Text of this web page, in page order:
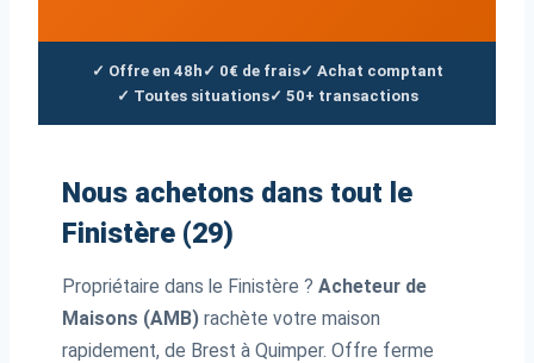
✓ Offre en 48h ✓ 0€ de frais✓ Achat comptant
✓ Toutes situations✓ 50+ transactions
Nous achetons dans tout le
Finistère (29)
Propriétaire dans le Finistère ? Acheteur de
Maisons (AMB) rachète votre maison
rapidement, de Brest à Quimper. Offre ferme